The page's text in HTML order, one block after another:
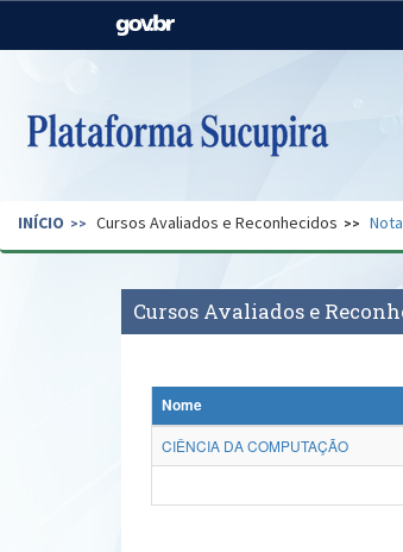
Casa Civil
Pecuária e Abastecimento
Secretaria de Governo
INÍCIO Cursos Avaliados e Reconhecidos
Cursos Avaliados e
Nome
CIÊNCIA DA COMPUTAÇÃO